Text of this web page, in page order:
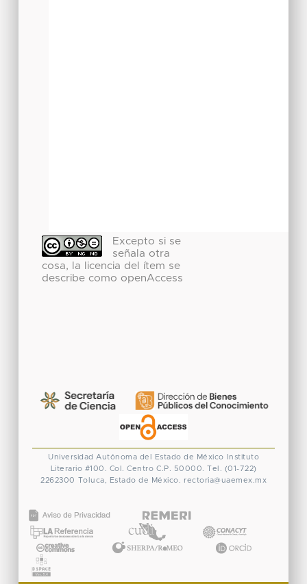
Excepto si se
señala otra
cosa, la licencia del ítem se
describe como openAccess
Universidad Autónoma del Estado de México
Instituto
Literario #100. Col. Centro C.P. 50000. Tel. (01-722)
2262300 Toluca, Estado de México. rectoria@uaemex.mx